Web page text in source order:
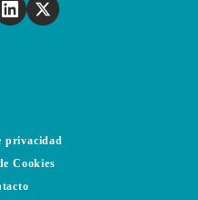
privacidad
Cookies